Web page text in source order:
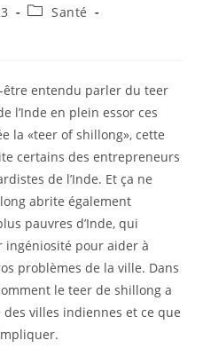
PostSanté
être entendu parler du teer
l’Inde en plein essor ces
la «teer of shillong», cette
certains des entrepreneurs
de l’Inde. Et ça ne
abrite également
pauvres d’Inde, qui
pour aider à
problèmes de la ville. Dans
le teer de shillong a
villes indiennes et ce que